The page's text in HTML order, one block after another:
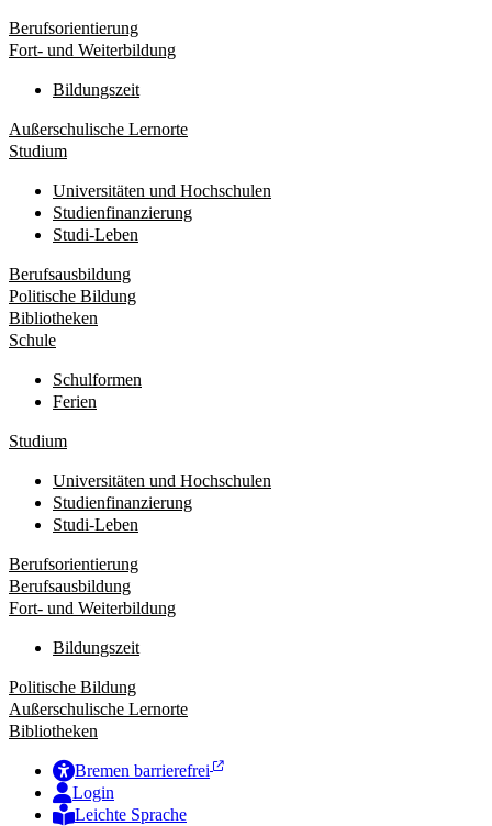
Berufsorientierung
Fort- und Weiterbildung
Bildungszeit
Außerschulische Lernorte
Studium
Universitäten und Hochschulen
Studienfinanzierung
Studi-Leben
Berufsausbildung
Politische Bildung
Bibliotheken
Schule
Schulformen
Ferien
Studium
Universitäten und Hochschulen
Studienfinanzierung
Studi-Leben
Berufsorientierung
Berufsausbildung
Fort- und Weiterbildung
Bildungszeit
Politische Bildung
Außerschulische Lernorte
Bibliotheken
Bremen barrierefrei
Login
Leichte Sprache